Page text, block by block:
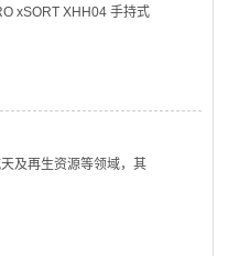
xSORT XHH04 手持式
及再生资源等领域，其